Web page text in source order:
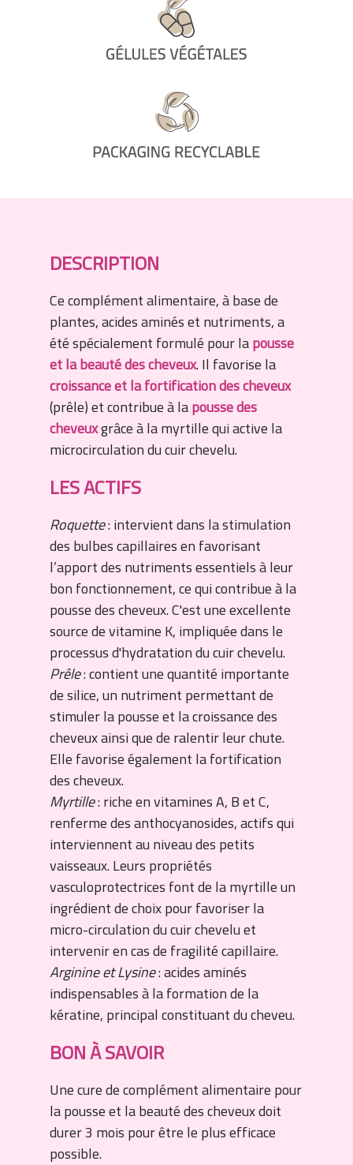
DESCRIPTION
Ce complément alimentaire, à base de
plantes, acides aminés et nutriments, a
été spécialement formulé pour lapousse
et la beauté des cheveux. Il favorise la
croissance et la fortification des cheveux
(prêle) et contribue à lapousse des
cheveuxgrâce à la myrtille qui active la
microcirculation du cuir chevelu.
LES ACTIFS
Roquette: intervient dans la stimulation
des bulbes capillaires en favorisant
l’apport des nutriments essentiels à leur
bon fonctionnement, ce qui contribue à la
pousse des cheveux. C'est une excellente
source de vitamine K, impliquée dans le
processus d'hydratation du cuir chevelu.
Prêle: contient une quantité importante
de silice, un nutriment permettant de
stimuler la pousse et la croissance des
cheveux ainsi que de ralentir leur chute.
Elle favorise également la fortification
des cheveux.
Myrtille: riche en vitamines A, B et C,
renferme des anthocyanosides, actifs qui
interviennent au niveau des petits
vaisseaux. Leurs propriétés
vasculoprotectrices font de la myrtille un
ingrédient de choix pour favoriser la
micro-circulation du cuir chevelu et
intervenir en cas de fragilité capillaire.
Arginine et Lysine: acides aminés
indispensables à la formation de la
kératine, principal constituant du cheveu.
BON À SAVOIR
Une cure de complément alimentaire pour
la pousse et la beauté des cheveux doit
durer 3 mois pour être le plus efficace
possible.